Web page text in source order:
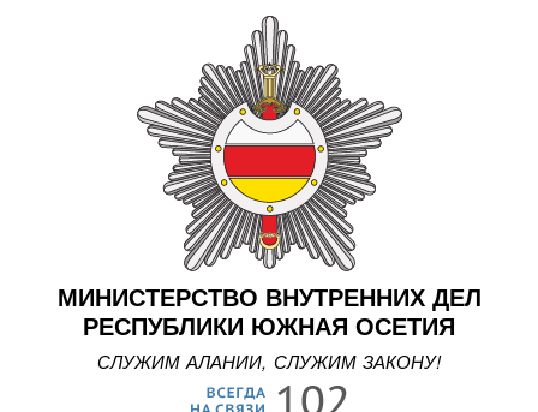
Перейти
к
основному
содержанию
МИНИСТЕРСТВО ВНУТРЕННИХ ДЕЛ
РЕСПУБЛИКИ ЮЖНАЯ ОСЕТИЯ
СЛУЖИМ АЛАНИИ, СЛУЖИМ ЗАКОНУ!